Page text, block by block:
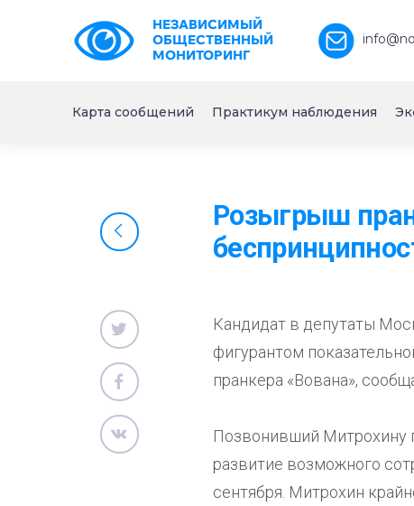
НЕЗАВИСИМЫЙ
ОБЩЕСТВЕННЫЙ
МОНИТОРИНГ
Карта сообщений Практикум наблюдения
Розыгрыш
Кандидат в депутаты
фигурантом
пранкера «Вована»,
Позвонивший Митрохину
развитие возможного
сентября. Митрохин